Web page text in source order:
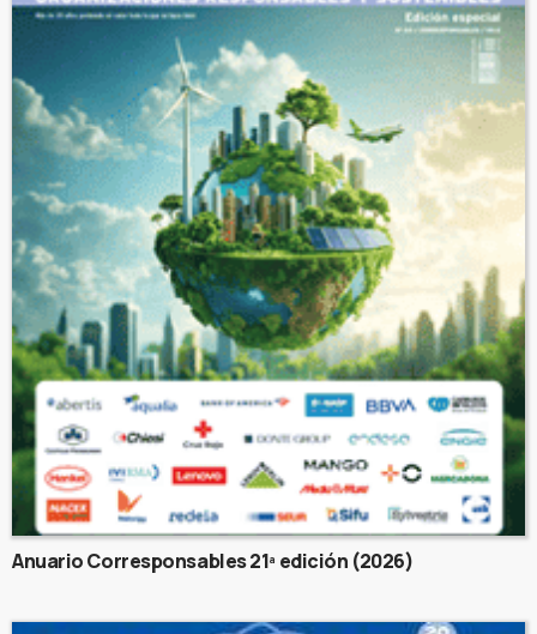
Anuario Corresponsables 21ª edición (2026)